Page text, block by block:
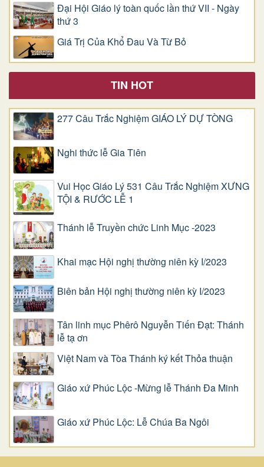
Đại Hội Giáo lý toàn quốc lần thứ VII - Ngày
thứ 3
Giá Trị Của Khổ Ðau Và Từ Bỏ
TIN HOT
277 Câu Trắc Nghiệm GIÁO LÝ DỰ TÒNG
Nghi thức lễ Gia Tiên
Vui Học Giáo Lý 531 Câu Trắc Nghiệm XƯNG
TỘI & RƯỚC LỄ 1
Thánh lễ Truyền chức Linh Mục -2023
Khai mạc Hội nghị thường niên kỳ I/2023
Biên bản Hội nghị thường niên kỳ I/2023
Tân linh mục Phêrô Nguyễn Tiến Đạt: Thánh
lễ tạ ơn
Việt Nam và Tòa Thánh ký kết Thỏa thuận
Giáo xứ Phúc Lộc -Mừng lễ Thánh Đa Minh
Giáo xứ Phúc Lộc: Lễ Chúa Ba Ngôi